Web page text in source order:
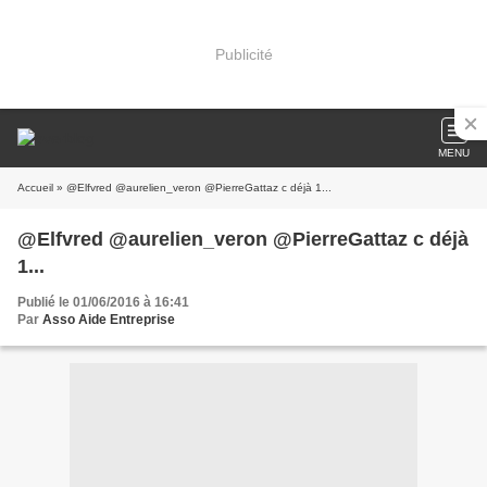
Publicité
MENU
Accueil » @Elfvred @aurelien_veron @PierreGattaz c déjà 1...
@Elfvred @aurelien_veron @PierreGattaz c déjà
1...
Publié le 01/06/2016 à 16:41
Par Asso Aide Entreprise